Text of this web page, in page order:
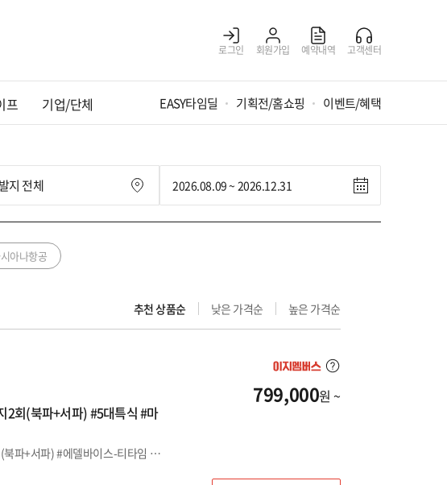
로그인 회원가입 예약내역 고객센터
프 기업/단체 EASY타임딜 기획전/홈쇼핑 이벤트/혜택
아나항공
추천 상품순 낮은 가격순 높은 가격순
회(북파+서파) #5대특식 #마
#NO팁+NO옵션 #부담 없는 여행 #천지2회(북파+서파) #에델바이스-티타임 #온천계란 #특식 #특급호텔숙박
799,000원 ~